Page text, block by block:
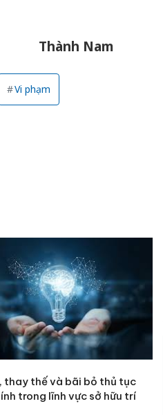
Thành Nam
Vi phạm
thay thế và bãi bỏ thủ tục
trong lĩnh vực sở hữu trí
Cà Mau: Tiêu hủy